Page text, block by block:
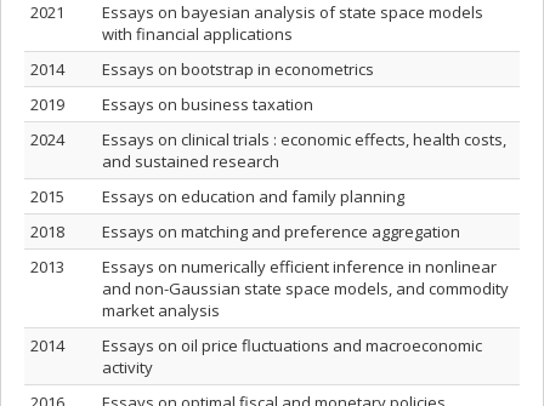
2021
Essays on bayesian analysis of state space models
with financial applications
2014
Essays on bootstrap in econometrics
2019
Essays on business taxation
2024
Essays on clinical trials : economic effects, health costs,
and sustained research
2015
Essays on education and family planning
2018
Essays on matching and preference aggregation
2013
Essays on numerically efficient inference in nonlinear
and non-Gaussian state space models, and commodity
market analysis
2014
Essays on oil price fluctuations and macroeconomic
activity